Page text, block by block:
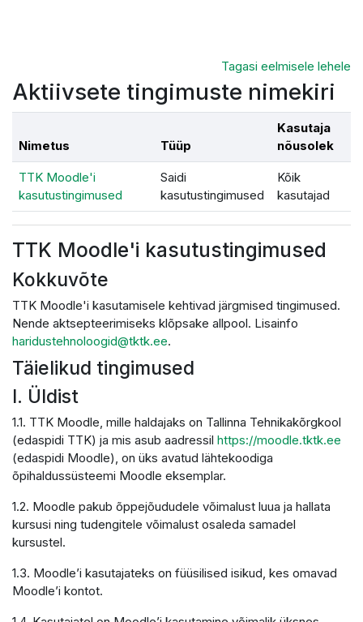
Tagasi eelmisele lehele
Aktiivsete tingimuste nimekiri
Nimetus Tüüp
Kasutaja
nõusolek
TTK Moodle'i
kasutustingimused
Saidi
kasutustingimused
Kõik
kasutajad
TTK Moodle'i kasutustingimused
Kokkuvõte
TTK Moodle'i kasutamisele kehtivad järgmised tingimused.
Nende aktsepteerimiseks klõpsake allpool. Lisainfo
haridustehnoloogid@tktk.ee.
Täielikud tingimused
I. Üldist
1.1. TTK Moodle, mille haldajaks on Tallinna Tehnikakõrgkool
(edaspidi TTK) ja mis asub aadressil https://moodle.tktk.ee
(edaspidi Moodle), on üks avatud lähtekoodiga
õpihaldussüsteemi Moodle eksemplar.
1.2. Moodle pakub õppejõududele võimalust luua ja hallata
kursusi ning tudengitele võimalust osaleda samadel
kursustel.
1.3. Moodle’i kasutajateks on füüsilised isikud, kes omavad
Moodle’i kontot.